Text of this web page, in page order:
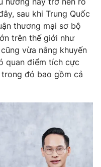
tử số 483/GP-BTTTT
Phạm Quốc Thắng,
355 932
897
sau khi Trung Quốc
thương mại sơ bộ
trên thế giới như
vừa nâng khuyến
quan điểm tích cực
đó bao gồm cả